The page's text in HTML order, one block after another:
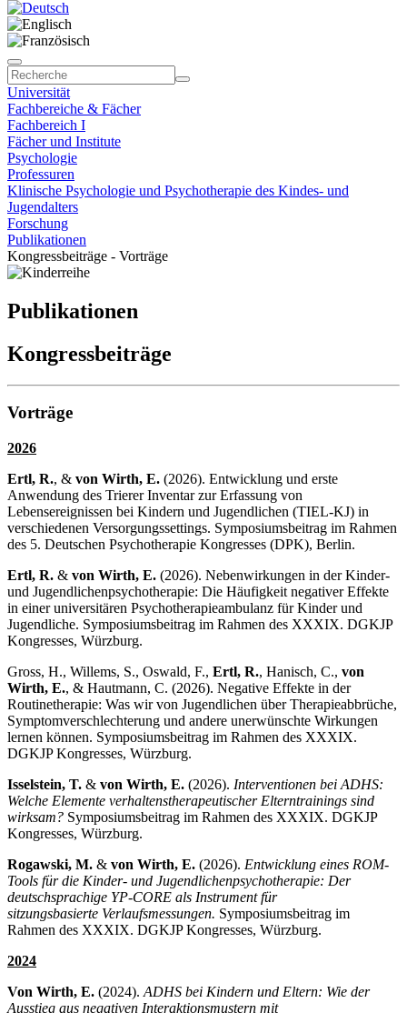
Universität
Fachbereiche & Fächer
Fachbereich I
Fächer und Institute
Psychologie
Professuren
Klinische Psychologie und Psychotherapie des Kindes- und
Jugendalters
Forschung
Publikationen
Kongressbeiträge - Vorträge
Publikationen
Kongressbeiträge
Vorträge
2026
Ertl, R., & von Wirth, E. (2026). Entwicklung und erste
Anwendung des Trierer Inventar zur Erfassung von
Lebensereignissen bei Kindern und Jugendlichen (TIEL-KJ) in
verschiedenen Versorgungssettings. Symposiumsbeitrag im Rahmen
des 5. Deutschen Psychotherapie Kongresses (DPK), Berlin.
Ertl, R. & von Wirth, E. (2026). Nebenwirkungen in der Kinder-
und Jugendlichenpsychotherapie: Die Häufigkeit negativer Effekte
in einer universitären Psychotherapieambulanz für Kinder und
Jugendliche. Symposiumsbeitrag im Rahmen des XXXIX. DGKJP
Kongresses, Würzburg.
Gross, H., Willems, S., Oswald, F., Ertl, R., Hanisch, C., von
Wirth, E., & Hautmann, C. (2026). Negative Effekte in der
Routinetherapie: Was wir von Jugendlichen über Therapieabbrüche,
Symptomverschlechterung und andere unerwünschte Wirkungen
lernen können. Symposiumsbeitrag im Rahmen des XXXIX.
DGKJP Kongresses, Würzburg.
Isselstein, T. & von Wirth, E. (2026). Interventionen bei ADHS:
Welche Elemente verhaltenstherapeutischer Elterntrainings sind
wirksam? Symposiumsbeitrag im Rahmen des XXXIX. DGKJP
Kongresses, Würzburg.
Rogawski, M. & von Wirth, E. (2026). Entwicklung eines ROM-
Tools für die Kinder- und Jugendlichenpsychotherapie: Der
deutschsprachige YP-CORE als Instrument für
sitzungsbasierte Verlaufsmessungen. Symposiumsbeitrag im
Rahmen des XXXIX. DGKJP Kongresses, Würzburg.
2024
Von Wirth, E. (2024). ADHS bei Kindern und Eltern: Wie der
Ausstieg aus negativen Interaktionsmustern mit